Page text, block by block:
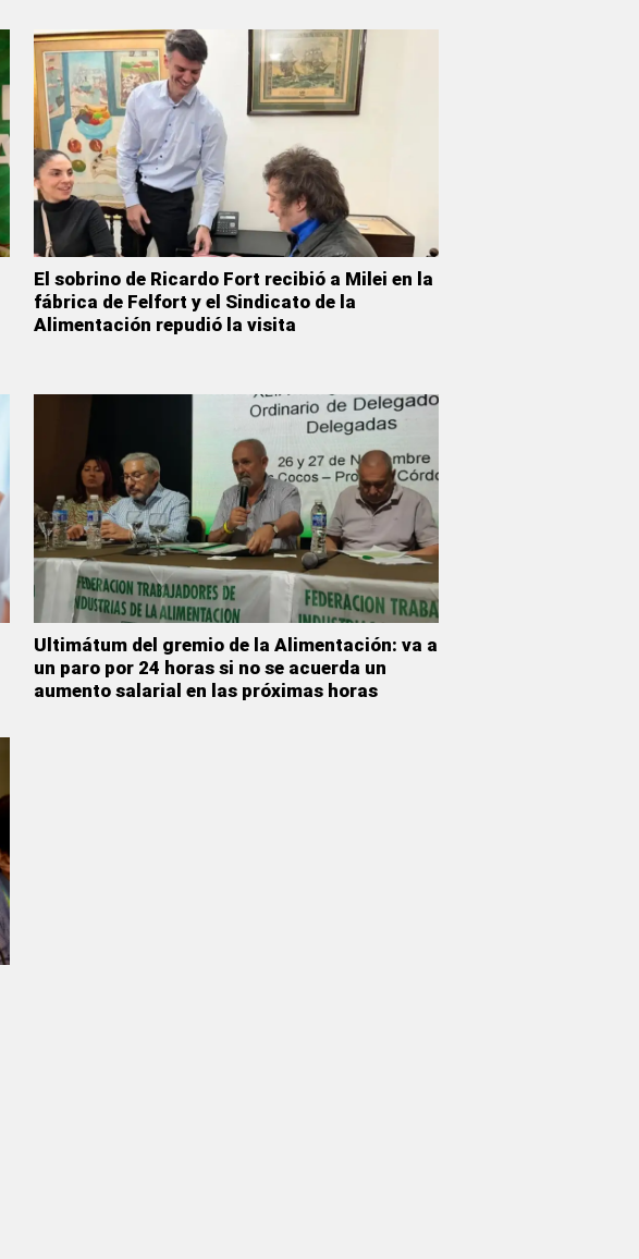
El sobrino de Ricardo Fort recibió a Milei en la
fábrica de Felfort y el Sindicato de la
Alimentación repudió la visita
Ultimátum del gremio de la Alimentación: va a
un paro por 24 horas si no se acuerda un
aumento salarial en las próximas horas